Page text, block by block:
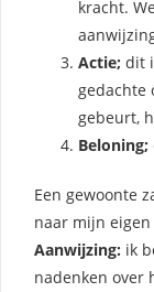
kracht.
Actie; dit
gedachte
gebeurt,
Beloning;
Een gewoonte
naar mijn
Aanwijzing: ik
nadenken over